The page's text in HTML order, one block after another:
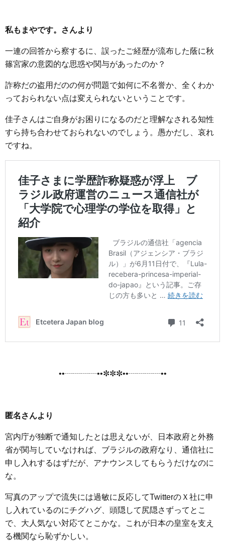
私もまやです。さんより
一連の回答から察するに、誤ったご経歴が流布した蔭に秋
篠宮家の意図的な思惑や関与があったのか？
詐称だの盗用だのの何が問題で如何に不名誉か、全くわか
っておられない点は変えられないということです。
佳子さんはご自身がお困りになるのだと理解なされる知性
すら持ち合わせておられないのでしょう。愚かだし、哀れ
ですね。
••┈┈┈┈••✼✼✼••┈┈┈┈••
匿名さんより
宮内庁が独断で通知したとは思えないが、日本政府と外務
省が関与していなければ、ブラジルの政府なり、通信社に
申し入れするはずだが、アナウンスしてもらうだけなのに
な。
写真のアップで流失には過敏に反応してTwitterのＸ社に申
し入れているのにチグハグ、頭隠して尻隠さずってとこ
で、大人気ない対応てとこかな。これが日本の皇室を支え
る機関なら恥ずかしい。